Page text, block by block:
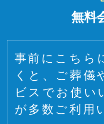
無料
事前にこちら
くと、ご葬儀
ビスでお使い
が多数ご利用